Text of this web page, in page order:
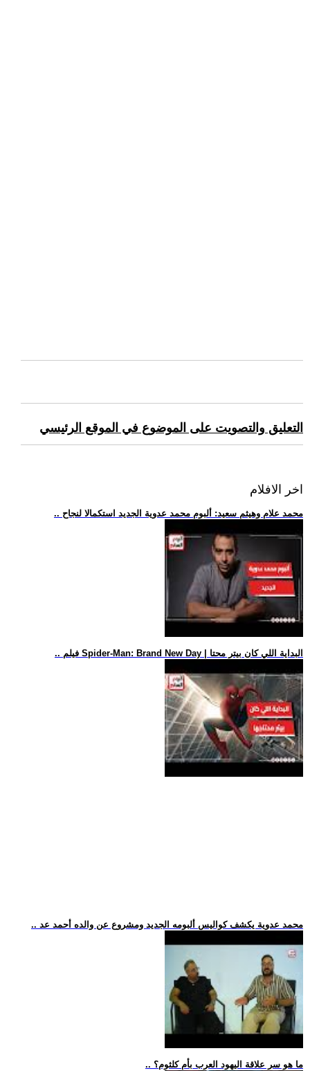
التعليق والتصويت على الموضوع في الموقع الرئيسي
اخر الافلام
.. محمد علام وهيثم سعيد: ألبوم محمد عدوية الجديد استكمالا لنجاح
.. فيلم Spider-Man: Brand New Day | البداية اللي كان بيتر محتا
.. محمد عدوية يكشف كواليس ألبومه الجديد ومشروع عن والده أحمد عد
.. ما هو سر علاقة اليهود العرب بأم كلثوم؟